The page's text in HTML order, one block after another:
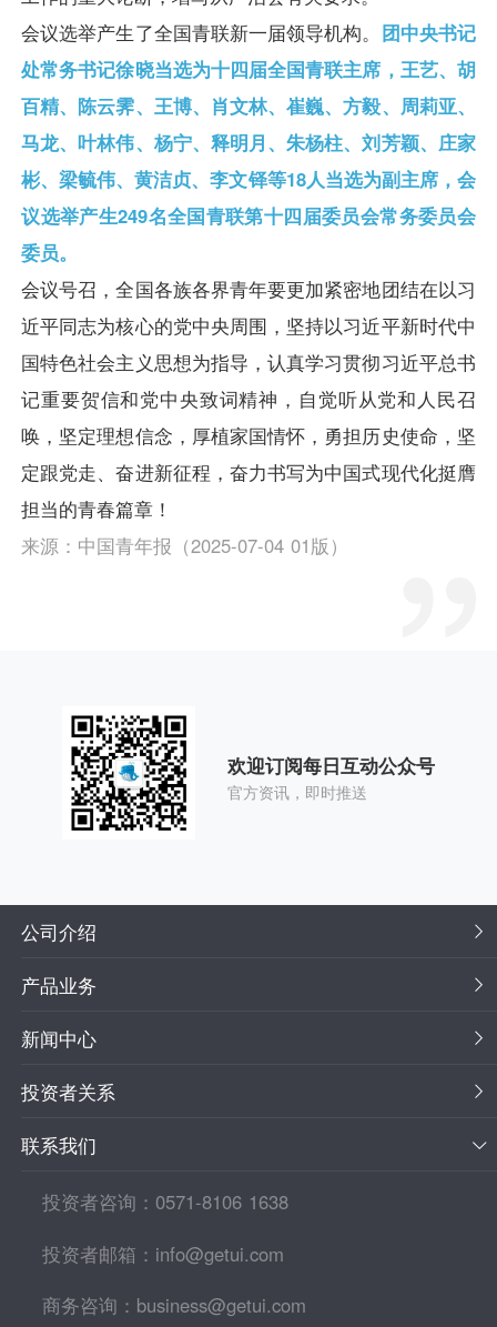
会议选举产生了全国青联新一届领导机构。 团中央书记
处常务书记徐晓当选为十四届全国青联主席，王艺、胡
百精、陈云霁、王博、肖文林、崔巍、方毅、周莉亚、
马龙、叶林伟、杨宁、释明月、朱杨柱、刘芳颖、庄家
彬、梁毓伟、黄洁贞、李文铎等18人当选为副主席，会
议选举产生249名全国青联第十四届委员会常务委员会
委员。
会议号召，全国各族各界青年要更加紧密地团结在以习
近平同志为核心的党中央周围，坚持以习近平新时代中
国特色社会主义思想为指导，认真学习贯彻习近平总书
记重要贺信和党中央致词精神，自觉听从党和人民召
唤，坚定理想信念，厚植家国情怀，勇担历史使命，坚
定跟党走、奋进新征程，奋力书写为中国式现代化挺膺
担当的青春篇章！
来源：中国青年报（2025-07-04 01版）
欢迎订阅每日互动公众号
官方资讯，即时推送
公司介绍
产品业务
新闻中心
投资者关系
联系我们
投资者咨询：0571-8106 1638
投资者邮箱：info@getui.com
商务咨询：business@getui.com